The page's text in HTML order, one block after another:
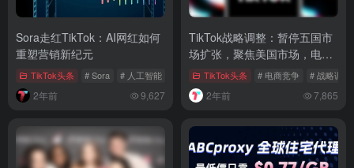
Sora走红TikTok：AI网红如何
重塑营销新纪元
TikTok头条 # Sora # 人工智能 # AI网红
2年前 9,627
TikTok战略调整：暂停五国市
场扩张，聚焦美国市场，电商
竞争加剧
TikTok头条 # 电商竞争 # 战略调整
2年前 7,865